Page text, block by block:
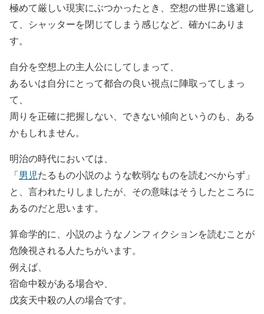
極めて厳しい現実にぶつかったとき、空想の世界に逃避し
て、シャッターを閉じてしまう感じなど、確かにありま
す。
自分を空想上の主人公にしてしまって、
あるいは自分にとって都合の良い視点に陣取ってしまっ
て、
周りを正確に把握しない、できない傾向というのも、ある
かもしれません。
明治の時代においては、
「男児たるもの小説のような軟弱なものを読むべからず」
と、言われたりしましたが、その意味はそうしたところに
あるのだと思います。
算命学的に、小説のようなノンフィクションを読むことが
危険視される人たちがいます。
例えば、
宿命中殺がある場合や、
戊亥天中殺の人の場合です。